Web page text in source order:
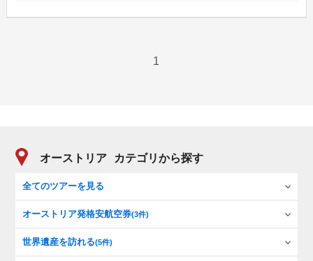
1
オーストリア カテゴリから探す
全てのツアーを見る
オーストリア発格安航空券(3件)
世界遺産を訪れる(5件)